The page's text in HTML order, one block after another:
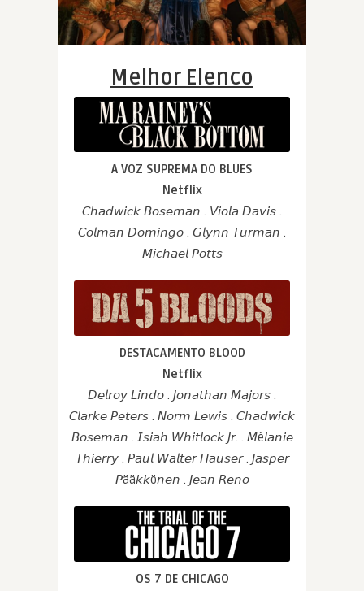
Melhor Elenco
A VOZ SUPREMA DO BLUES
Netflix
𝘊𝘩𝘢𝘥𝘸𝘪𝘤𝘬 𝘉𝘰𝘴𝘦𝘮𝘢𝘯 . 𝘝𝘪𝘰𝘭𝘢 𝘋𝘢𝘷𝘪𝘴 .
𝘊𝘰𝘭𝘮𝘢𝘯 𝘋𝘰𝘮𝘪𝘯𝘨𝘰 . 𝘎𝘭𝘺𝘯𝘯 𝘛𝘶𝘳𝘮𝘢𝘯 .
𝘔𝘪𝘤𝘩𝘢𝘦𝘭 𝘗𝘰𝘵𝘵𝘴
DESTACAMENTO BLOOD
Netflix
𝘋𝘦𝘭𝘳𝘰𝘺 𝘓𝘪𝘯𝘥𝘰 . 𝘑𝘰𝘯𝘢𝘵𝘩𝘢𝘯 𝘔𝘢𝘫𝘰𝘳𝘴 .
𝘊𝘭𝘢𝘳𝘬𝘦 𝘗𝘦𝘵𝘦𝘳𝘴 . 𝘕𝘰𝘳𝘮 𝘓𝘦𝘸𝘪𝘴 . 𝘊𝘩𝘢𝘥𝘸𝘪𝘤𝘬
𝘉𝘰𝘴𝘦𝘮𝘢𝘯 . 𝘐𝘴𝘪𝘢𝘩 𝘞𝘩𝘪𝘵𝘭𝘰𝘤𝘬 𝘑𝘳. . 𝘔é𝘭𝘢𝘯𝘪𝘦
𝘛𝘩𝘪𝘦𝘳𝘳𝘺 . 𝘗𝘢𝘶𝘭 𝘞𝘢𝘭𝘵𝘦𝘳 𝘏𝘢𝘶𝘴𝘦𝘳 . 𝘑𝘢𝘴𝘱𝘦𝘳
𝘗ää𝘬𝘬ö𝘯𝘦𝘯 . 𝘑𝘦𝘢𝘯 𝘙𝘦𝘯𝘰
OS 7 DE CHICAGO